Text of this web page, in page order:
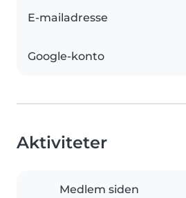
E-mailadresse
Google-konto
Aktiviteter
Medlem siden